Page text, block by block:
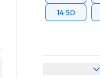
14:50